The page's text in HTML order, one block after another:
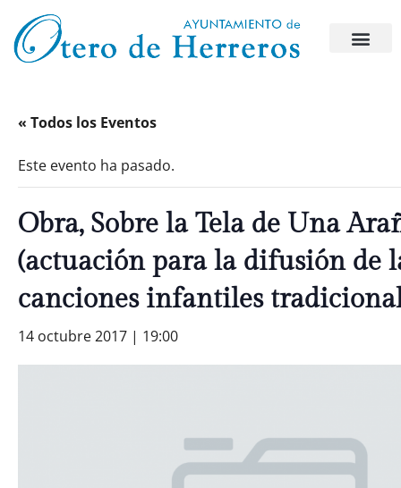
« Todos los Eventos
Este evento ha pasado.
Obra, Sobre la Tela de Una
(actuación para la difusión de
canciones infantiles
14 octubre 2017 | 19:00